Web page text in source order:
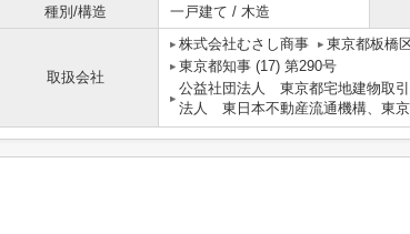
種別/構造
一戸建て / 木造
取扱会社
株式会社むさし商事 東京都板橋
東京都知事 (17) 第290号
公益社団法人 東京都宅地建物取
法人 東日本不動産流通機構、東